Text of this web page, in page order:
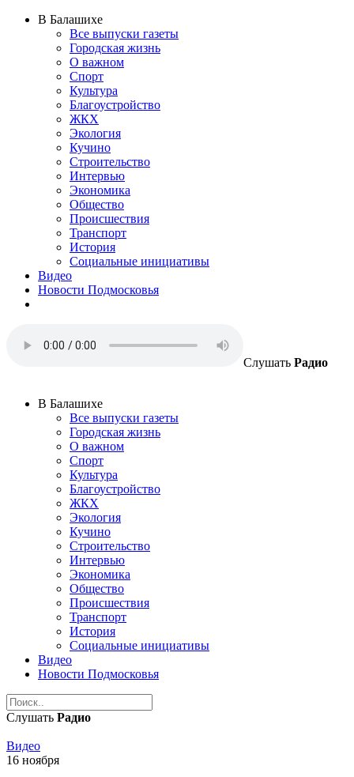
В Балашихе
Все выпуски газеты
Городская жизнь
О важном
Спорт
Культура
Благоустройство
ЖКХ
Экология
Кучино
Строительство
Интервью
Экономика
Общество
Происшествия
Транспорт
История
Социальные инициативы
Видео
Новости Подмосковья
Слушать Радио
В Балашихе
Все выпуски газеты
Городская жизнь
О важном
Спорт
Культура
Благоустройство
ЖКХ
Экология
Кучино
Строительство
Интервью
Экономика
Общество
Происшествия
Транспорт
История
Социальные инициативы
Видео
Новости Подмосковья
Слушать Радио
Видео
16 ноября